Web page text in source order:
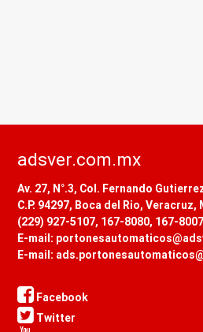
adsver.com.mx
Av. 27, N°.3, Col. Fernando
C.P. 94297, Boca del Rio, Veracruz,
(229) 927-5107, 167-8080, 167-
E-mail:
E-mail:
Facebook
Twitter